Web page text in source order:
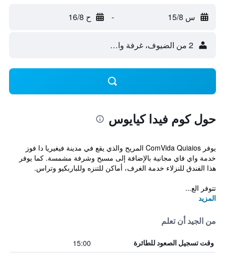
س 15/8 - ح 16/8
2 من الضيوف، غرفة واحدة
حول كوم فيدا كيايوس
يوفر ComVida Quiaios المريح والذي يقع في مدينة فيغيريا دا فوز
خدمة واي فاي مجانية بالإضافة إلى مسبح وشرفة مشمسة. كما يوفر
هذا الفندق للنزلاء خدمة الغرف، أماكن للتنزه وللباربكيو وتراس.
تتوفر الع...
المزيد
من الجيد أن تعلم
وقت تسجيل الصعود للطائرة 15:00